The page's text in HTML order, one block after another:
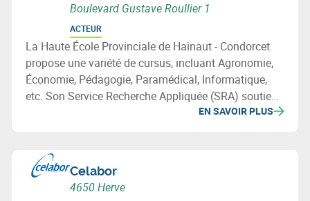
Boulevard Gustave Roullier 1
ACTEUR
La Haute École Provinciale de Hainaut - Condorcet
propose une variété de cursus, incluant Agronomie,
Économie, Pédagogie, Paramédical, Informatique,
etc. Son Service Recherche Appliquée (SRA) soutient
les enseignants-chercheurs dans la recherche
EN SAVOIR PLUS
Celabor
4650 Herve